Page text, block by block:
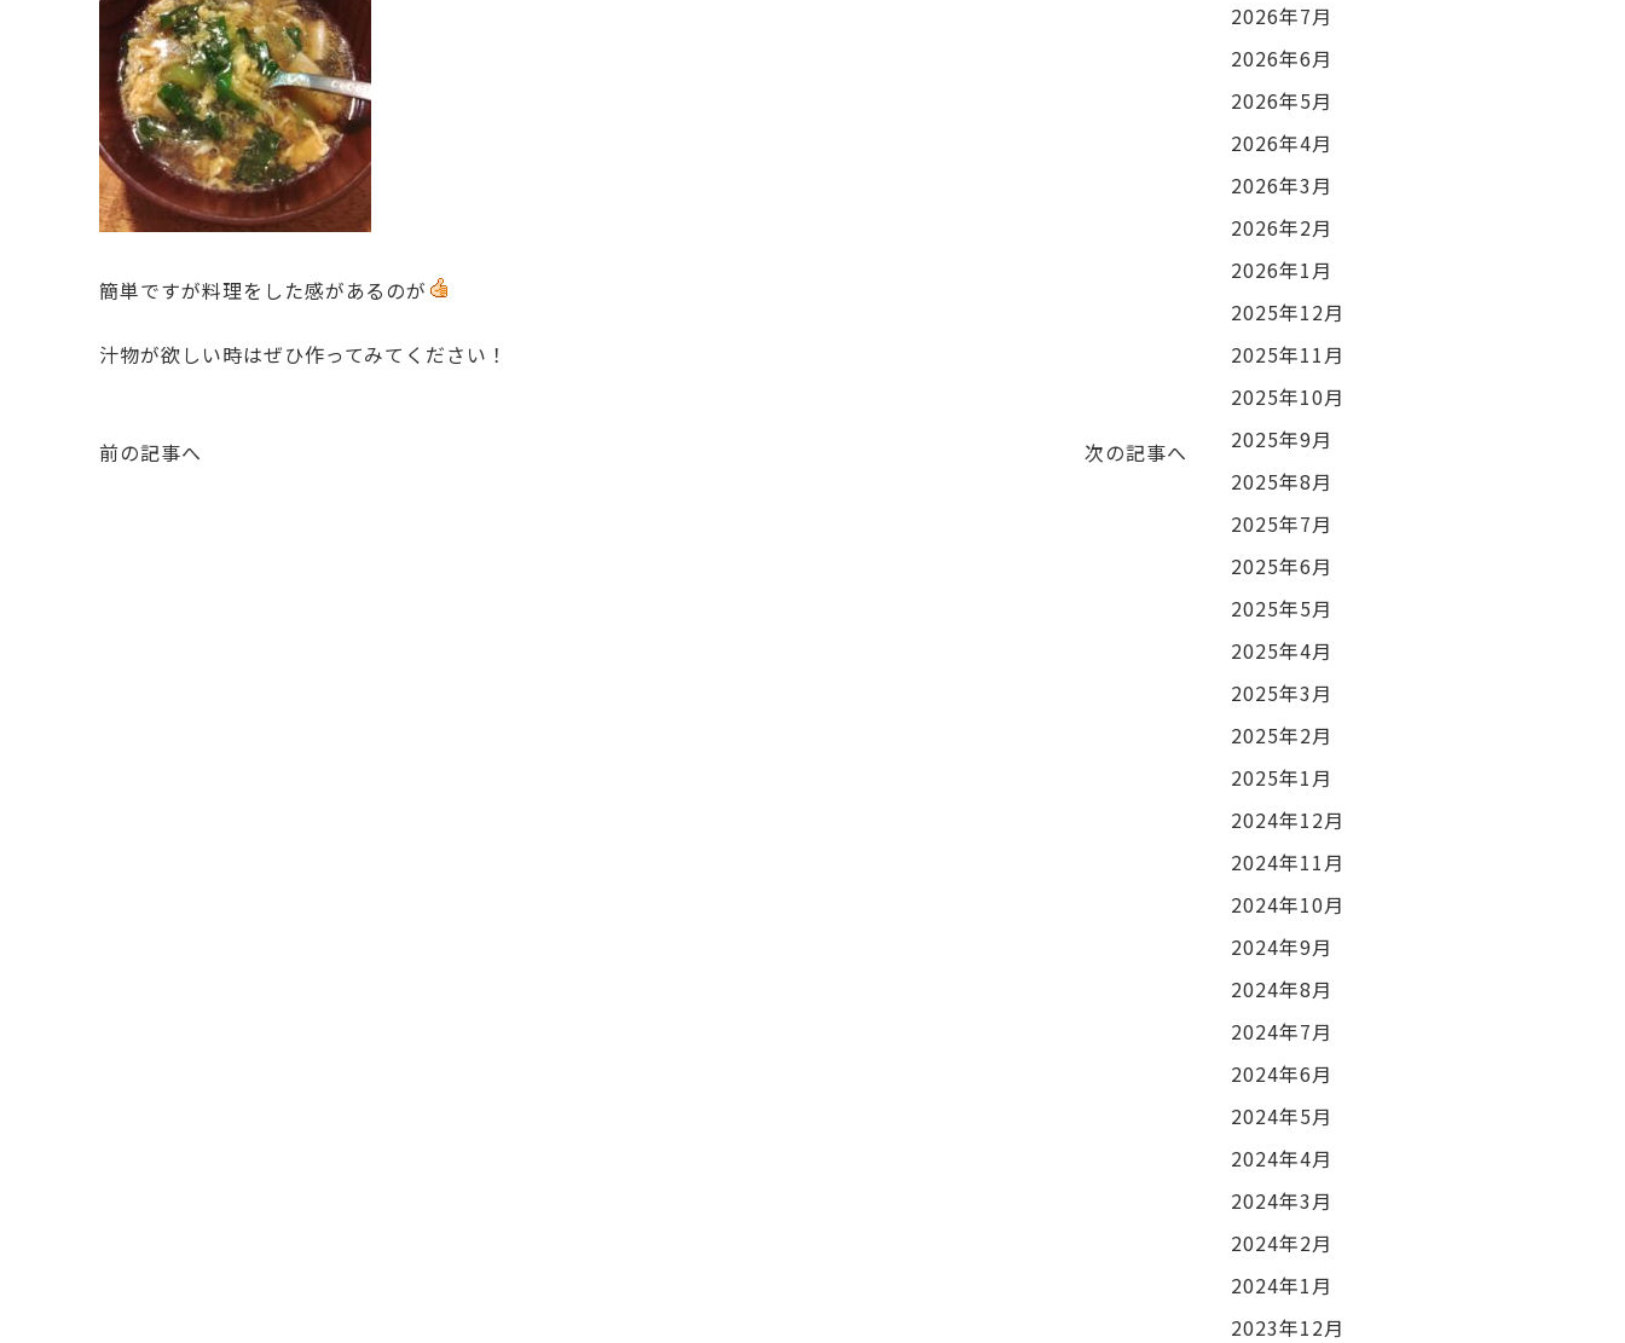
簡単ですが料理をした感があるのが
汁物が欲しい時はぜひ作ってみてください！
前の記事へ 次の記事へ
2026年7月
2026年6月
2026年5月
2026年4月
2026年3月
2026年2月
2026年1月
2025年12月
2025年11月
2025年10月
2025年9月
2025年8月
2025年7月
2025年6月
2025年5月
2025年4月
2025年3月
2025年2月
2025年1月
2024年12月
2024年11月
2024年10月
2024年9月
2024年8月
2024年7月
2024年6月
2024年5月
2024年4月
2024年3月
2024年2月
2024年1月
2023年12月